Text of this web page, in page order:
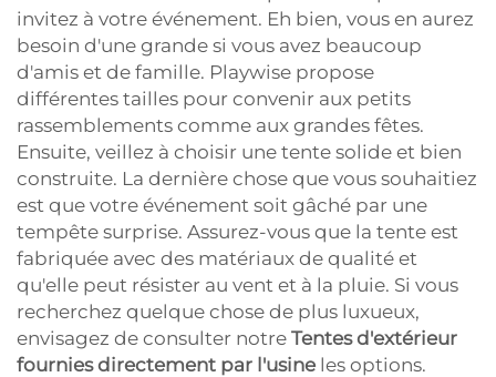
invitez à votre événement. Eh bien, vous en aurez
besoin d'une grande si vous avez beaucoup
d'amis et de famille. Playwise propose
différentes tailles pour convenir aux petits
rassemblements comme aux grandes fêtes.
Ensuite, veillez à choisir une tente solide et bien
construite. La dernière chose que vous souhaitiez
est que votre événement soit gâché par une
tempête surprise. Assurez-vous que la tente est
fabriquée avec des matériaux de qualité et
qu'elle peut résister au vent et à la pluie. Si vous
recherchez quelque chose de plus luxueux,
envisagez de consulter notre Tentes d'extérieur
fournies directement par l'usine les options.